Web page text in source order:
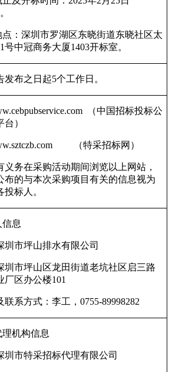
点：深圳市罗湖区东晓街道东晓社区太
号中冠商务大厦1403开标室。
发布之日起5个工作日。
（中国招标投标公
）
（特采招标网）
义务在采购活动期间浏览以上网站，
布的与本次采购项目有关的信息视为
投标人。
息
圳市坪山排水有限公司
圳市坪山区龙田街道老坑社区启三路
厂区办公楼101
联系方式：李工，0755-89998282
机构信息
圳市特采招标代理有限公司